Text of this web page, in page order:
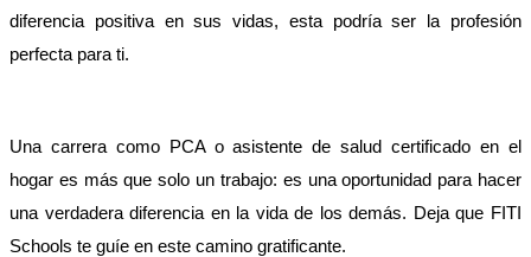
diferencia positiva en sus vidas, esta podría ser la profesión
perfecta para ti.
Una carrera como PCA o asistente de salud certificado en el
hogar es más que solo un trabajo: es una oportunidad para hacer
una verdadera diferencia en la vida de los demás. Deja que FITI
Schools te guíe en este camino gratificante.